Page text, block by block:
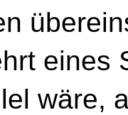
eines
wäre,